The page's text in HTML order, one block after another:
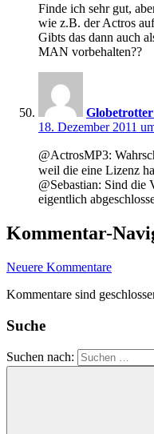
Finde ich sehr gut,
wie z.B. der Actros
Gibts das dann auch
MAN vorbehalten??
Globetrotter
18. Dezember 2011
@ActrosMP3:
weil die eine Lizenz
@Sebastian: Sind
eigentlich
Kommentar-
Neuere Kommentare
Kommentare sind
Suche
Suchen nach: